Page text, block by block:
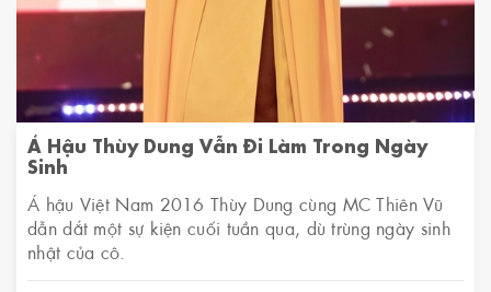
Á Hậu Thùy Dung Vẫn Đi Làm Trong Ngày
Sinh
Á hậu Việt Nam 2016 Thùy Dung cùng MC Thiên Vũ
dẫn dắt một sự kiện cuối tuần qua, dù trùng ngày sinh
nhật của cô.